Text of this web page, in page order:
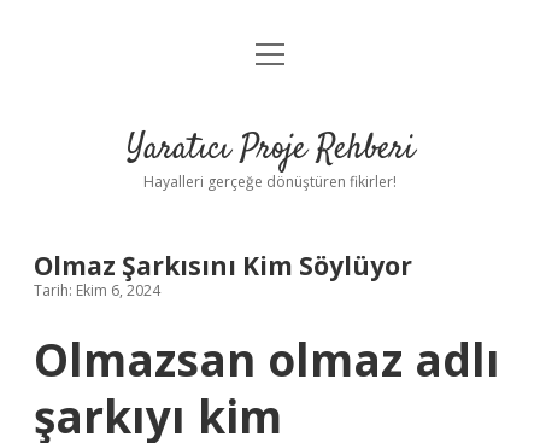
Anasayfa
Yasal Uyarı
menüyü
Yaratıcı Proje Rehberi
Hayalleri gerçeğe dönüştüren fikirler!
Olmaz Şarkısını Kim Söylüyor
Tarih: Ekim 6, 2024
Olmazsan olmaz adlı
şarkıyı kim